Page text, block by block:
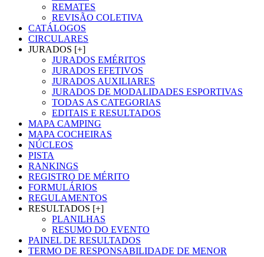
REMATES
REVISÃO COLETIVA
CATÁLOGOS
CIRCULARES
JURADOS [+]
JURADOS EMÉRITOS
JURADOS EFETIVOS
JURADOS AUXILIARES
JURADOS DE MODALIDADES ESPORTIVAS
TODAS AS CATEGORIAS
EDITAIS E RESULTADOS
MAPA CAMPING
MAPA COCHEIRAS
NÚCLEOS
PISTA
RANKINGS
REGISTRO DE MÉRITO
FORMULÁRIOS
REGULAMENTOS
RESULTADOS [+]
PLANILHAS
RESUMO DO EVENTO
PAINEL DE RESULTADOS
TERMO DE RESPONSABILIDADE DE MENOR